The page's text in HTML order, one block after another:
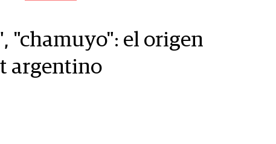
"chamuyo": el origen
argentino